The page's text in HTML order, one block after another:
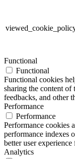
Functional
Functional
Functional cookies
sharing the content of
feedbacks, and other
Performance
Performance
Performance cookies
performance indexes
better user
Analytics